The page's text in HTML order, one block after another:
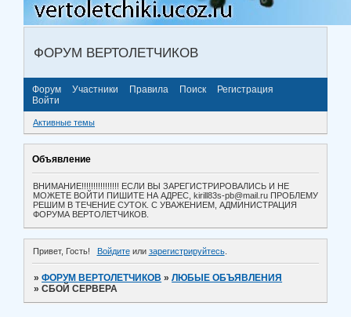
ФОРУМ ВЕРТОЛЕТЧИКОВ
Форум Участники Правила Поиск
Регистрация
Войти
Активные темы
Объявление
ВНИМАНИЕ!!!!!!!!!!!!!!!! ЕСЛИ ВЫ ЗАРЕГИСТРИРОВАЛИСЬ И НЕ
МОЖЕТЕ ВОЙТИ ПИШИТЕ НА АДРЕС, kirill83s-pb@mail.ru ПРОБЛЕМУ
РЕШИМ В ТЕЧЕНИЕ СУТОК. С УВАЖЕНИЕМ, АДМИНИСТРАЦИЯ
ФОРУМА ВЕРТОЛЕТЧИКОВ.
Привет, Гость! Войдитеили зарегистрируйтесь.
»ФОРУМ ВЕРТОЛЕТЧИКОВ »ЛЮБЫЕ ОБЪЯВЛЕНИЯ
»СБОЙ СЕРВЕРА